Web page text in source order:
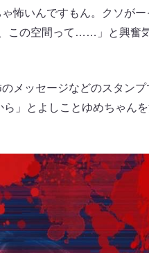
いんですもん。クソがー
この空間って……」と興奮
メッセージなどのスタンプ
」とよしことゆめちゃんを